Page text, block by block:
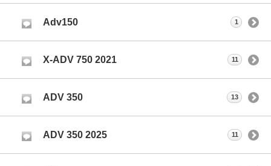
Adv150 1
X-ADV 750 2021 11
ADV 350 13
ADV 350 2025 11